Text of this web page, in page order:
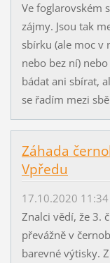
Ve foglarovském
zájmy. Jsou tak
sbírku (ale moc v
nebo bez ní)
bádat ani sbírat,
se řadím mezi
Záhada
Vpředu
17.10.2020 11:34
Znalci vědí, že 3.
převážně v
barevné výtisky.